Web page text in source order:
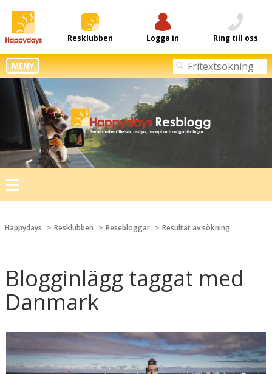
Resklubben Logga in Ring till oss
MENY
Toggle
navigation
Happydays Resklubben Resebloggar Resultat av sökning
Blogginlägg taggat med
Danmark